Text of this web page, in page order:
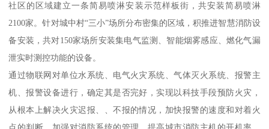
社区的区域建立一条简易喷淋安装示范样板街，共安装简易喷淋
2100家。针对城中村“三小”场所分布密集的区域，积推进智慧消防设
备安装，共对150家场所安装集电气监测、智能烟雾感应、燃化气漏
泄实时测控功能的设备。
通过物联网对单位水系统、电气火灾系统、气体灭火系统、报警主
机、报警设备进行，确定其是否完好，实现以科技手段预防火灾，
从根本上解决火灾迟报、、不报的情况，加快报警的速度和对着火